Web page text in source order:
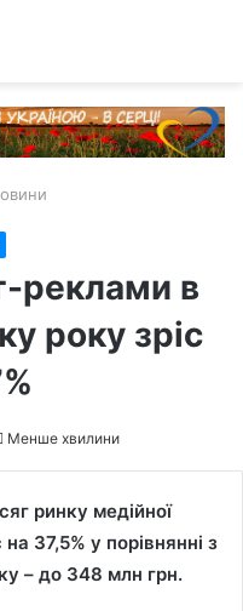
реклами в
року зріс
Менше хвилини
ринку медійної
37,5% у порівнянні з
– до 348 млн грн.